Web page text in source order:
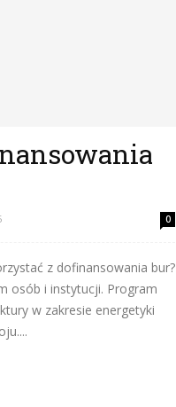
0
z dofinansowania bur?
osób i instytucji. Program
w zakresie energetyki